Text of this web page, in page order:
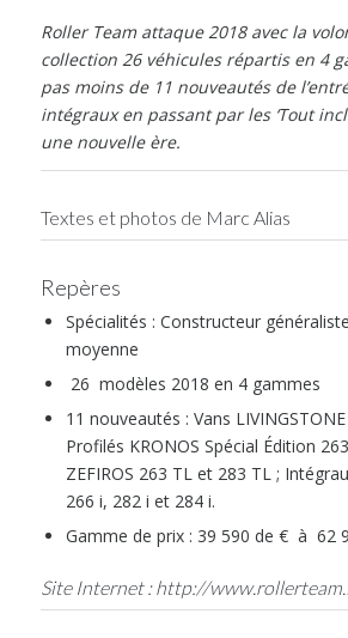
Roller Team attaque 2018 avec la
collection 26 véhicules répartis en 4
pas moins de 11 nouveautés de
intégraux en passant par les ‘Tout
une nouvelle ère.
Textes et photos de Marc Alias
Repères
Spécialités : Constructeur
moyenne
26 modèles 2018 en 4 gammes
11 nouveautés : Vans
Profilés KRONOS Spécial Édition
ZEFIROS 263 TL et 283 TL ;
266 i, 282 i et 284 i.
Gamme de prix : 39 590 de € à 62
Site Internet : http://